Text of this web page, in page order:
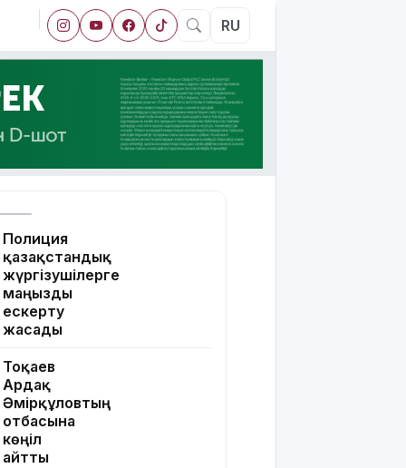
RU
Полиция
қазақстандық
жүргізушілерге
маңызды
ескерту
жасады
Тоқаев
Ардақ
Әмірқұловтың
отбасына
көңіл
айтты